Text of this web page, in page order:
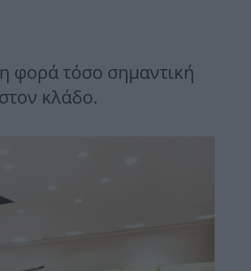
φορά τόσο σημαντική
κλάδο.